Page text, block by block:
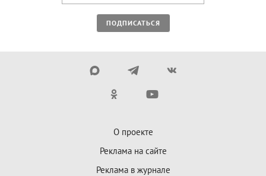
ПОДПИСАТЬСЯ
О проекте
Реклама на сайте
Реклама в журнале